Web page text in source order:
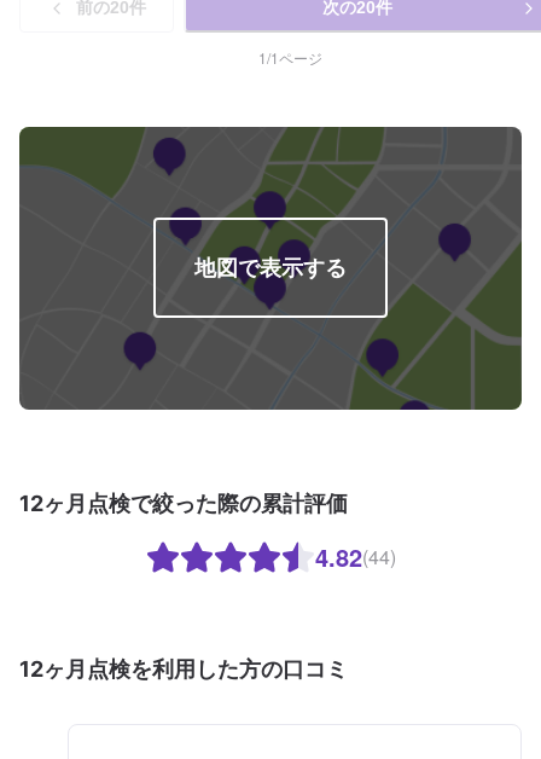
前の20件 次の20件
1/1ページ
地図で表示する
12ヶ月点検で絞った際の累計評価
4.82(44)
12ヶ月点検を利用した方の口コミ